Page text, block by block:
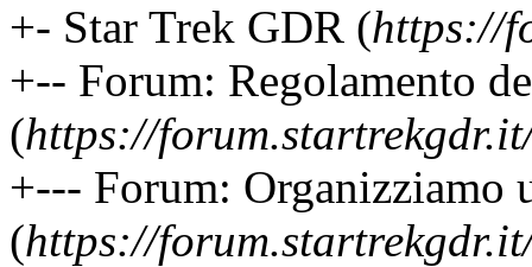
+- Star Trek GDR (https://
+-- Forum: Regolamento
(https://
+--- Forum: Organizziamo
(https://